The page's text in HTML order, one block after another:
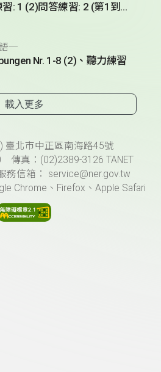
(1)問答練習: 1 (2)問答練習: 2 (第1到3題) (3)實用短句單元 (Hablando en plata)- 火車篇 (II)
一
Nr. 1-8 (2)、聽力練習
載入更多
臺北市中正區南海路45號
傳真：(02)2389-3126 TANET
務信箱： service@ner.gov.tw
Chrome、Firefox、Apple Safari